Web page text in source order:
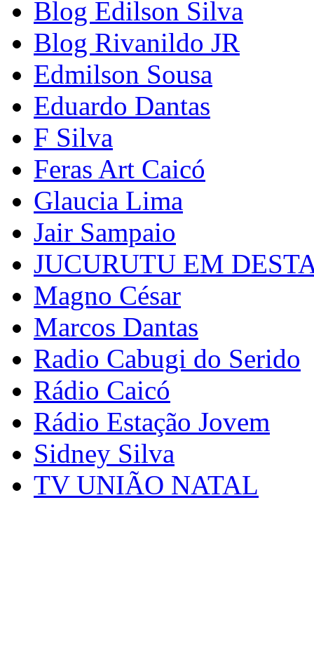
Blog Edilson Silva
Blog Rivanildo JR
Edmilson Sousa
Eduardo Dantas
F Silva
Feras Art Caicó
Glaucia Lima
Jair Sampaio
JUCURUTU EM
Magno César
Marcos Dantas
Radio Cabugi do Serido
Rádio Caicó
Rádio Estação Jovem
Sidney Silva
TV UNIÃO NATAL